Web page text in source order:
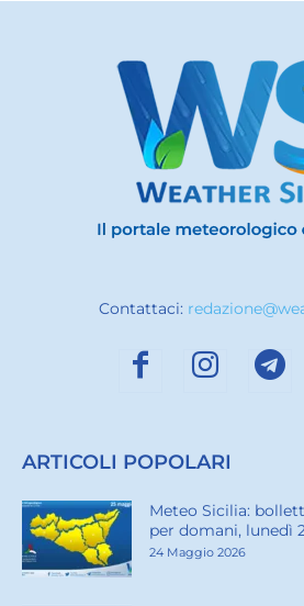
Contattaci:
ARTICOLI POPOLARI
Meteo Sicilia:
per domani, lunedì
24 Maggio 2026